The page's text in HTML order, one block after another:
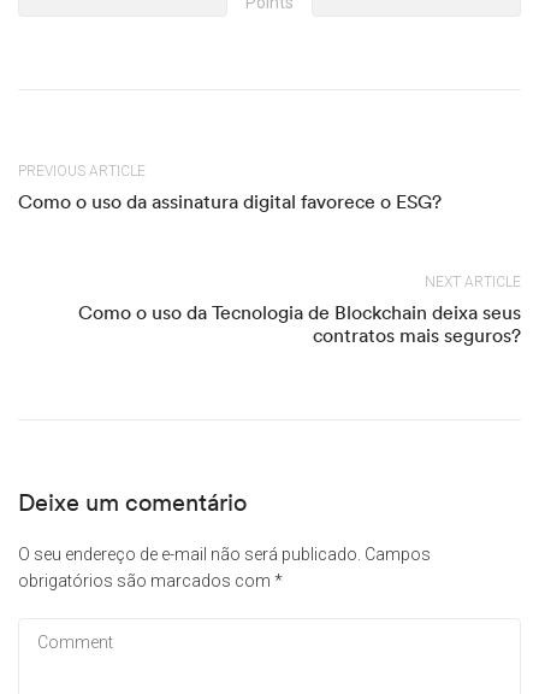
PREVIOUS ARTICLE
Como o uso da assinatura digital favorece o ESG?
NEXT ARTICLE
Como o uso da Tecnologia de Blockchain deixa seus
contratos mais seguros?
Deixe um comentário
O seu endereço de e-mail não será publicado. Campos
obrigatórios são marcados com *